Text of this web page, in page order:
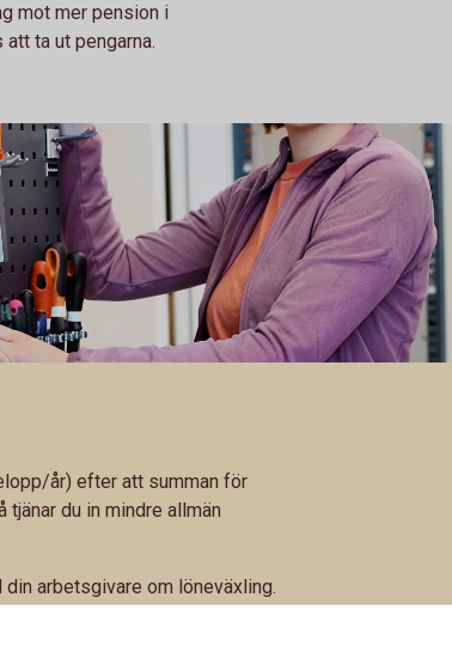
mot mer pension i
ta ut pengarna.
år) efter att summan för
tjänar du in mindre allmän
arbetsgivare om löneväxling.